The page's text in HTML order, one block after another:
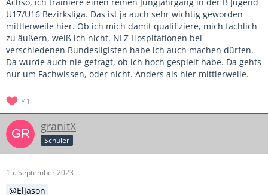
U17/U16 Bezirksliga. Das ist ja auch sehr wichtig geworden
mittlerweile hier. Ob ich mich damit qualifiziere, mich fachlich
zu äußern, weiß ich nicht. NLZ Hospitationen bei
verschiedenen Bundesligisten habe ich auch machen dürfen.
Da wurde auch nie gefragt, ob ich hoch gespielt habe. Da gehts
nur um Fachwissen, oder nicht. Anders als hier mittlerweile.
1
granitX
Schüler
15. September 2023
ElJason